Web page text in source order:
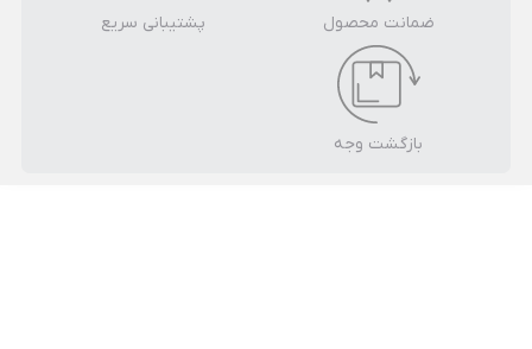
ضمانت محصول پشتیبانی سریع
بازگشت وجه